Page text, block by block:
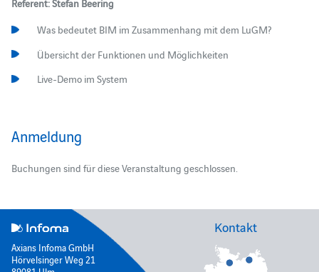
Referent: Stefan Beering
Was bedeutet BIM im Zusammenhang mit dem LuGM?
Übersicht der Funktionen und Möglichkeiten
Live-Demo im System
Anmeldung
Buchungen sind für diese Veranstaltung geschlossen.
Axians Infoma GmbH
Hörvelsinger Weg 21
Kontakt